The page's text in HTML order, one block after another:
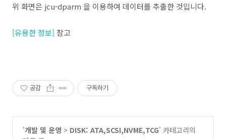
위 화면은 jcu-dparm 을 이용하여 데이터를 추출한 것입니다.
[유용한 정보] 참고
공감 구독하기
'개발 및 운영 > DISK: ATA,SCSI,NVME,TCG' 카테고리의